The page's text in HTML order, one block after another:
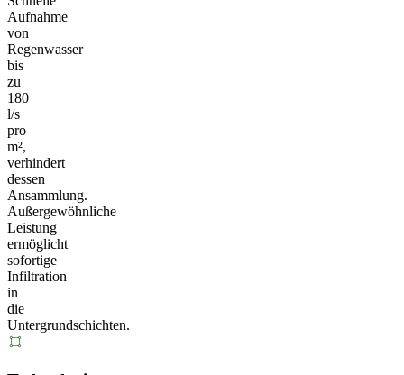
Aufnahme
von
Regenwasser
bis
zu
180
l/s
pro
m²,
verhindert
dessen
Ansammlung.
Außergewöhnliche
Leistung
ermöglicht
sofortige
Infiltration
in
die
Untergrundschichten.